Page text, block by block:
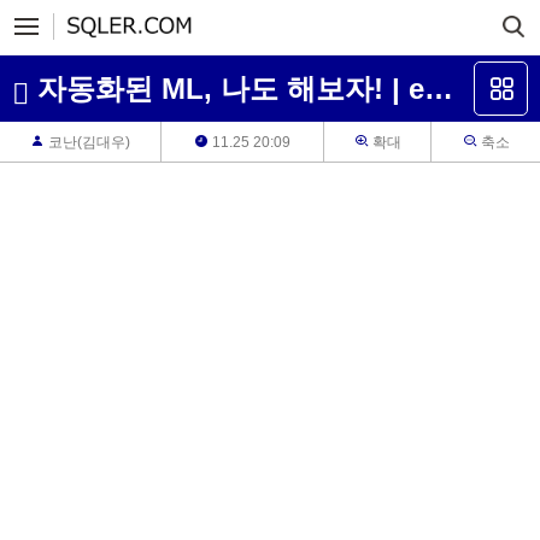
자동화된 ML, 나도 해보자! | ep6-1. 자동화된ML 코드로 돌려보기 | 애저 듣고보는 잡학지식
코난(김대우) 11.25 20:09 확대 축소